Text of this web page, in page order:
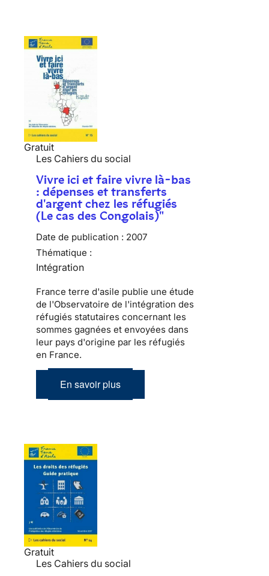
Gratuit
Les Cahiers du social
Vivre ici et faire vivre là-bas
: dépenses et transferts
d'argent chez les réfugiés
(Le cas des Congolais)"
Date de publication : 2007
Thématique :
Intégration
France terre d'asile publie une étude
de l'Observatoire de l'intégration des
réfugiés statutaires concernant les
sommes gagnées et envoyées dans
leur pays d'origine par les réfugiés
en France.
En savoir plus
Gratuit
Les Cahiers du social